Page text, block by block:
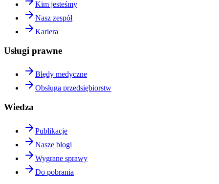
Kim jesteśmy
Nasz zespół
Kariera
Usługi prawne
Błędy medyczne
Obsługa przedsiębiorstw
Wiedza
Publikacje
Nasze blogi
Wygrane sprawy
Do pobrania